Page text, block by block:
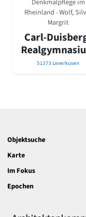
David Chipperfield
Harald Deilmann
Gottfried Böhm
Schneider von
Peter Behrens
Auszeichnung
Big Beautiful
Moderne
Jugendstil
Historismus
Klassizismus
Gotik
Denkmalpflege im
Rheinland - Wolf,
Margrit
Carl-
51373 Leverkusen
Objektsuche
Karte
Im Fokus
Epochen